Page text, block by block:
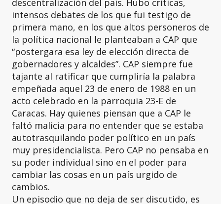
descentralización del país. Hubo críticas,
intensos debates de los que fui testigo de
primera mano, en los que altos personeros de
la política nacional le planteaban a CAP que
“postergara esa ley de elección directa de
gobernadores y alcaldes”. CAP siempre fue
tajante al ratificar que cumpliría la palabra
empeñada aquel 23 de enero de 1988 en un
acto celebrado en la parroquia 23-E de
Caracas. Hay quienes piensan que a CAP le
faltó malicia para no entender que se estaba
autotrasquilando poder político en un país
muy presidencialista. Pero CAP no pensaba en
su poder individual sino en el poder para
cambiar las cosas en un país urgido de
cambios.
Un episodio que no deja de ser discutido, es